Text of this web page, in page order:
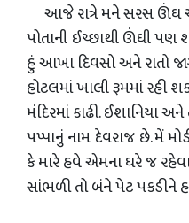
આજે રાત્રે મને સરસ ઊંઘ
પોતાની ઈચ્છાથી ઊંઘી
હું આખા દિવસો અને રાતો
હોટલમાં ખાલી રૂમમાં રહી
મંદિરમાં કાઢી. ઈશાનિયા
પપ્પાનું નામ દેવરાજ છે. મેં
કે મારે હવે એમના ઘરે જ
સાંભળી તો બંને પેટ પકડીને